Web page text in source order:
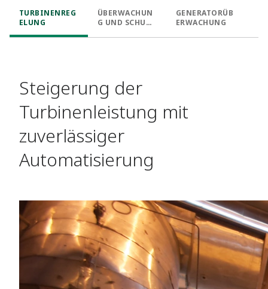
TURBINENREG
ELUNG
ÜBERWACHUN
G UND SCHUTZ
GENERATORÜB
ERWACHUNG
Steigerung der
Turbinenleistung mit
zuverlässiger
Automatisierung